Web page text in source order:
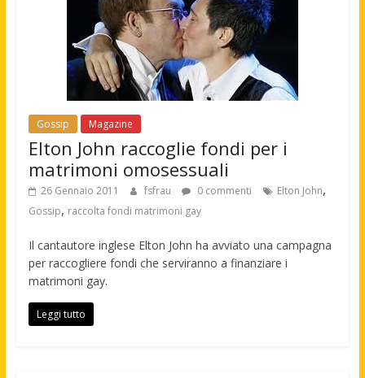
Gossip Magazine
Elton John raccoglie fondi per i
matrimoni omosessuali
26 Gennaio 2011 fsfrau 0 commenti Elton John,
Gossip, raccolta fondi matrimoni gay
Il cantautore inglese Elton John ha avviato una campagna
per raccogliere fondi che serviranno a finanziare i
matrimoni gay.
Leggi tutto